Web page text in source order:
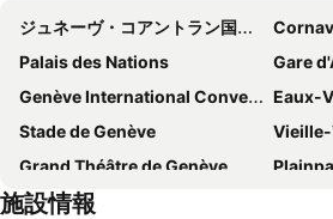
ジュネーヴ・コアントラン国際空港
Palais des Nations
Gare
Genève International Convention Centre
Eaux-
Stade de Genève
Grand Théâtre de Genève
Acacias
施設情報